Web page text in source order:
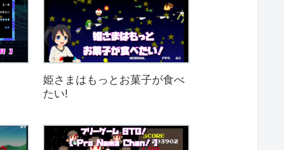
姫さまはもっとお菓子が食べ
たい!